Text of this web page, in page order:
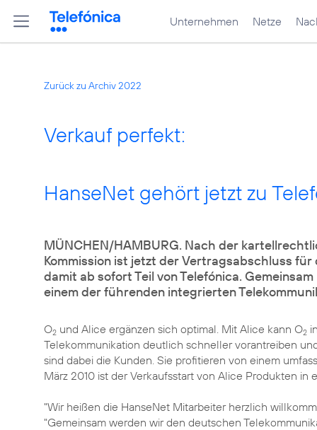
Unternehmen Netze
Zurück zu Archiv 2022
Verkauf perfekt:
HanseNet gehört jetzt zu
MÜNCHEN/HAMBURG. Nach der
Kommission ist jetzt der Vertragsabschluss
damit ab sofort Teil von Telefónica.
einem der führenden integrierten
O2 und Alice ergänzen sich optimal. Mit Alice kann O2
Telekommunikation deutlich schneller vorantreiben
sind dabei die Kunden. Sie profitieren von einem
März 2010 ist der Verkaufsstart von Alice Produkten in
"Wir heißen die HanseNet Mitarbeiter herzlich
"Gemeinsam werden wir den deutschen